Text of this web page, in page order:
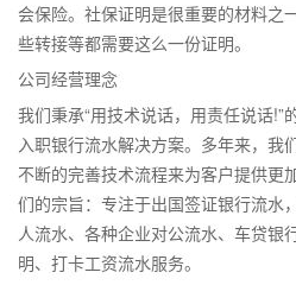
会保险。社保证明是很重要的材料之
些转接等都需要这么一份证明。
公司经营理念
我们秉承“用技术说话，用责任说话!”
入职银行流水解决方案。多年来，我
不断的完善技术流程来为客户提供更
们的宗旨：专注于出国签证银行流水
人流水、各种企业对公流水、车贷银
明、打卡工资流水服务。